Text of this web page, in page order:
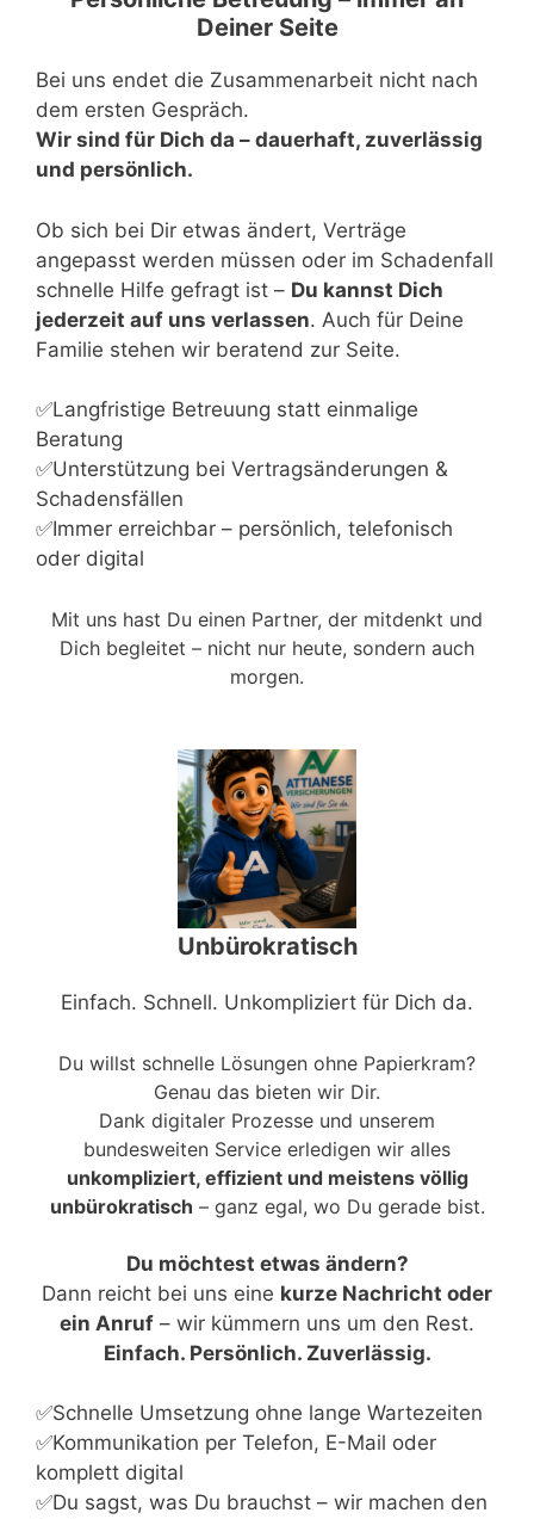
Deiner Seite
Bei uns endet die Zusammenarbeit nicht nach
dem ersten Gespräch.
Wir sind für Dich da – dauerhaft, zuverlässig
und persönlich.
Ob sich bei Dir etwas ändert, Verträge
angepasst werden müssen oder im Schadenfall
schnelle Hilfe gefragt ist – Du kannst Dich
jederzeit auf uns verlassen. Auch für Deine
Familie stehen wir beratend zur Seite.
✅Langfristige Betreuung statt einmalige
Beratung
✅Unterstützung bei Vertragsänderungen &
Schadensfällen
✅Immer erreichbar – persönlich, telefonisch
oder digital
Mit uns hast Du einen Partner, der mitdenkt und
Dich begleitet – nicht nur heute, sondern auch
morgen.
Unbürokratisch
Einfach. Schnell. Unkompliziert für Dich da.
Du willst schnelle Lösungen ohne Papierkram?
Genau das bieten wir Dir.
Dank digitaler Prozesse und unserem
bundesweiten Service erledigen wir alles
unkompliziert, effizient und meistens völlig
unbürokratisch – ganz egal, wo Du gerade bist.
Du möchtest etwas ändern?
Dann reicht bei uns eine kurze Nachricht oder
ein Anruf – wir kümmern uns um den Rest.
Einfach. Persönlich. Zuverlässig.
✅Schnelle Umsetzung ohne lange Wartezeiten
✅Kommunikation per Telefon, E-Mail oder
komplett digital
✅Du sagst, was Du brauchst – wir machen den